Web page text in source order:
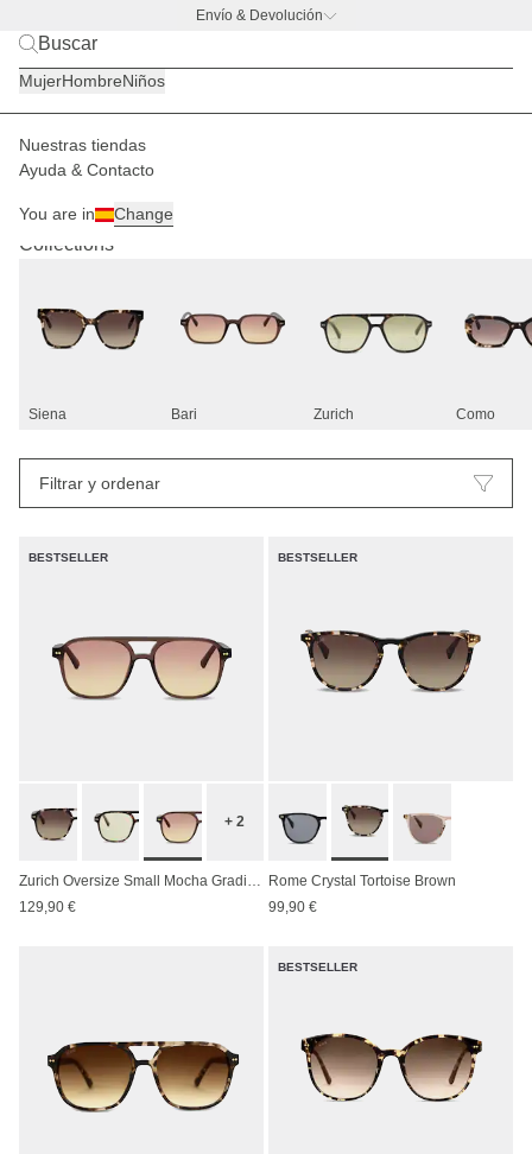
Envío & Devolución
MujerHombreNiños
Nuestras tiendas
Ayuda & Contacto
You are in Change
Gafas de sol
Collections
Siena Bari Zurich Como
Filtrar y ordenar
BESTSELLER
+ 2
129,90 €
BESTSELLER
Rome Crystal Tortoise Brown
99,90 €
BESTSELLER